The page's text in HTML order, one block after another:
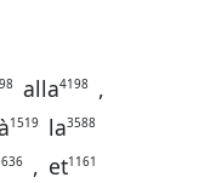
alla4198
,
1519 la3588
, et1161